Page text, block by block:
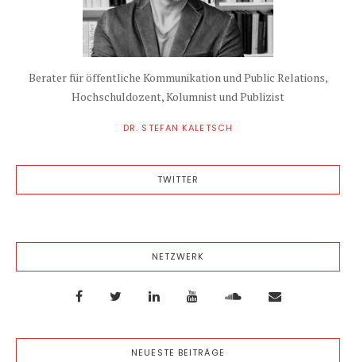
Berater für öffentliche Kommunikation und Public Relations,
Hochschuldozent, Kolumnist und Publizist
DR. STEFAN KALETSCH
TWITTER
NETZWERK
NEUESTE BEITRÄGE